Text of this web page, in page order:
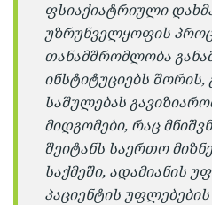
ფსიაქიატრიული
უზრუნველყოფის
თანამშრომლობა
ინსტიტუციებს შორის,
საშულებას
მიდგომები, რაც
შეიტანს საერთო
საქმეში, ადამიანის
პაციენტის